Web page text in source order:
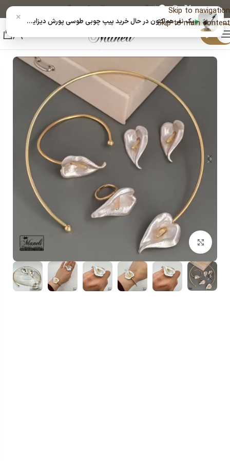
Skip to navigation
Skip to main content
پیگیری خریددریافت کد رهگیری پستی
منو
خانه زیورآلات و بدلیجات رنگ ثابت سرویس مجلسی
بزرگنمایی تصویر
یک نفر هم‌اکنون در حال خرید پیپ چوبی طوسی پورش دیزاین 140307114 است ×